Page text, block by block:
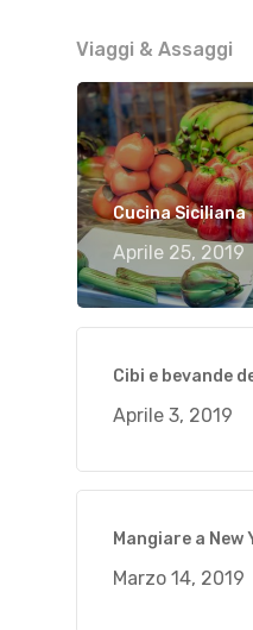
Viaggi & Assaggi
Cucina Siciliana
Aprile 25, 2019
Cibi e bevande
Aprile 3, 2019
Mangiare a New
Marzo 14, 2019